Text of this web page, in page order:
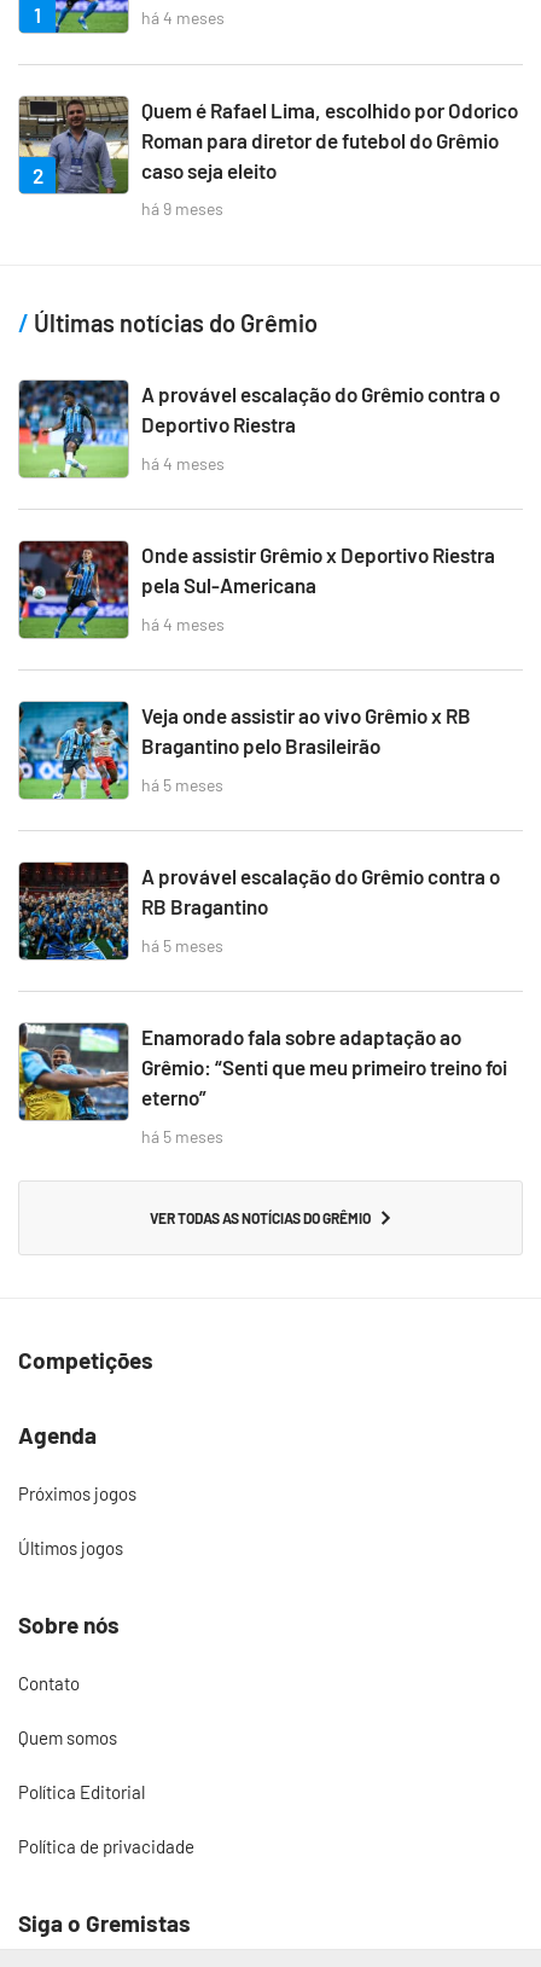
1 há 4 meses
2
Quem é Rafael Lima, escolhido por Odorico
Roman para diretor de futebol do Grêmio
caso seja eleito
há 9 meses
Últimas notícias do Grêmio
A provável escalação do Grêmio contra o
Deportivo Riestra
há 4 meses
Onde assistir Grêmio x Deportivo Riestra
pela Sul-Americana
há 4 meses
Veja onde assistir ao vivo Grêmio x RB
Bragantino pelo Brasileirão
há 5 meses
A provável escalação do Grêmio contra o
RB Bragantino
há 5 meses
Enamorado fala sobre adaptação ao
Grêmio: “Senti que meu primeiro treino foi
eterno”
há 5 meses
VER TODAS AS NOTÍCIAS DO GRÊMIO
Competições
Agenda
Próximos jogos
Últimos jogos
Sobre nós
Contato
Quem somos
Política Editorial
Política de privacidade
Siga o Gremistas